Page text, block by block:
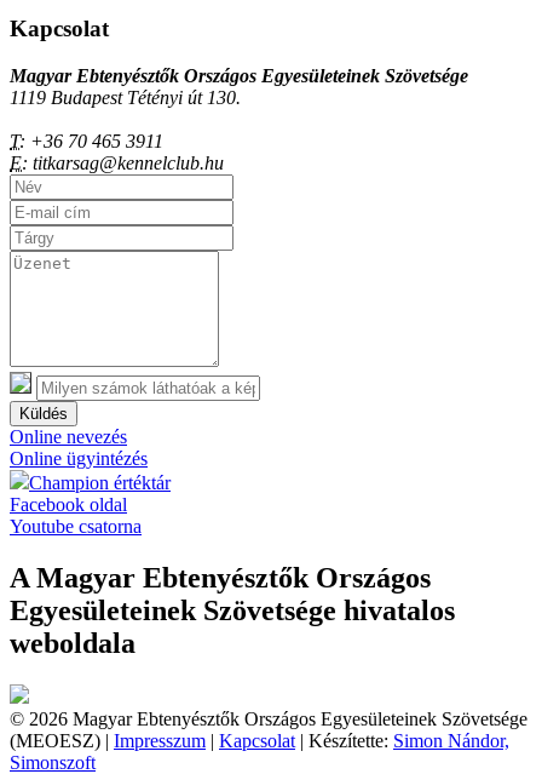
Kapcsolat
Magyar Ebtenyésztők Országos Egyesületeinek Szövetsége
1119 Budapest Tétényi út 130.
T: +36 70 465 3911
E: titkarsag@kennelclub.hu
Küldés
Online nevezés
Online ügyintézés
Champion értéktár
Facebook oldal
Youtube csatorna
A Magyar Ebtenyésztők Országos
Egyesületeinek Szövetsége hivatalos
weboldala
© 2026 Magyar Ebtenyésztők Országos Egyesületeinek Szövetsége
(MEOESZ) | Impresszum | Kapcsolat | Készítette: Simon Nándor,
Simonszoft